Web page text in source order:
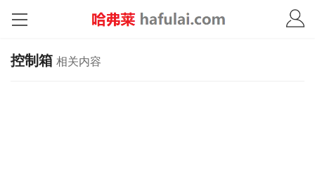
控制箱 相关内容